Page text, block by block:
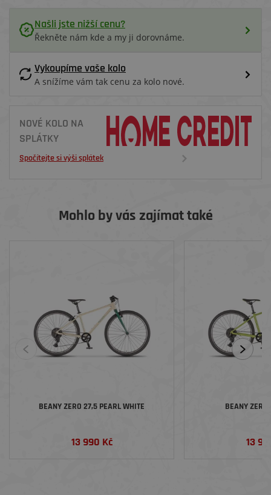
Našli jste nižší cenu?
Řekněte nám kde a my ji dorovnáme.
Vykoupíme vaše kolo
A snížíme vám tak cenu za kolo nové.
NOVÉ KOLO NA
SPLÁTKY
Spočítejte si výši splátek
Mohlo by vás zajímat také
BEANY ZERO 27,5 PEARL WHITE
13 990 Kč
BEANY ZERO
13